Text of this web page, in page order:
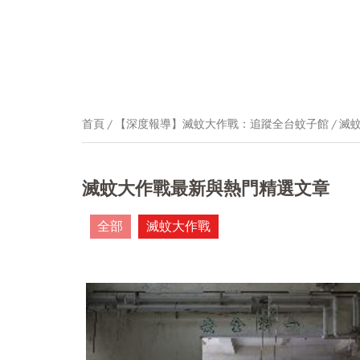
首頁 【深度報導】滅蚊大作戰：追蹤全台蚊子館 滅
滅蚊大作戰最新與熱門精選文章
全部 滅蚊大作戰